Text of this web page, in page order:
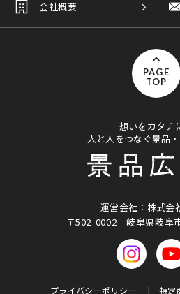
会社概要
PAGE
TOP
想いをカタチ
人と人をつなぐ景品
運営会社：株式会
〒502-0002岐阜県岐阜
プライバシーポリシー 特定